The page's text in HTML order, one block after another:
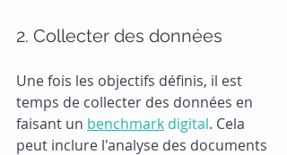
2. Collecter des données
Une fois les objectifs définis, il est
temps de collecter des données en
faisant un benchmark digital. Cela
peut inclure l'analyse des documents